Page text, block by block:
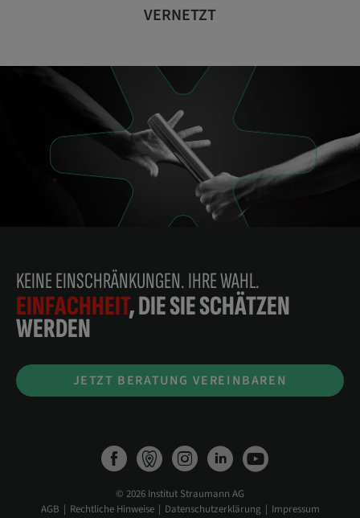
VERNETZT
KEINE EINSCHRÄNKUNGEN. IHRE WAHL.
EINFACHHEIT, DIE SIE SCHÄTZEN
WERDEN
JETZT BERATUNG VEREINBAREN
© 2026 Institut Straumann AG
AGB
Rechtliche Hinweise Datenschutzerklärung
Impressum